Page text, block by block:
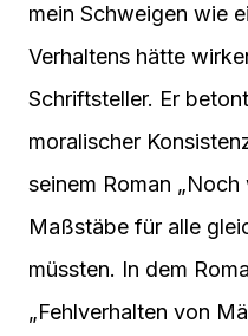
mein Schweigen wie
Verhaltens hätte
Schriftsteller. Er
moralischer
seinem Roman
Maßstäbe für alle
müssten. In dem
„Fehlverhalten von